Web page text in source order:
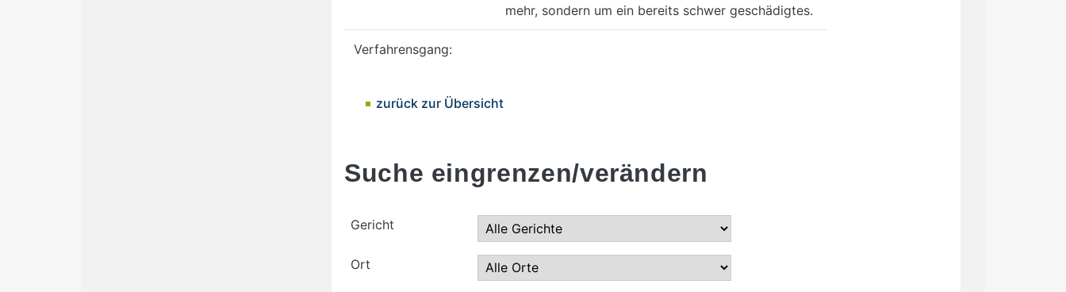
mehr, sondern um ein bereits schwer geschädigtes.
Verfahrensgang:
zurück zur Übersicht
Suche eingrenzen/verändern
Gericht
Ort